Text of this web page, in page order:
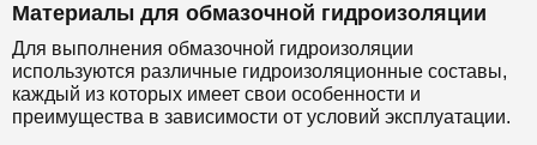
Материалы для обмазочной гидроизоляции
Для выполнения обмазочной гидроизоляции
используются различные гидроизоляционные составы,
каждый из которых имеет свои особенности и
преимущества в зависимости от условий эксплуатации.